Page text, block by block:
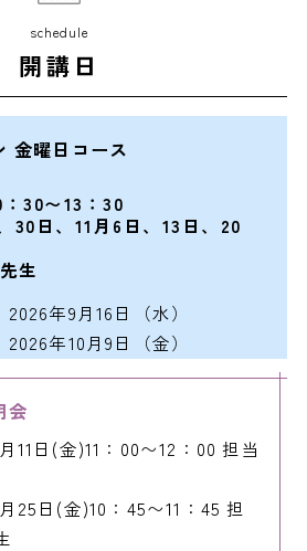
schedule
開講日
金曜日コース
30〜13：30
30日、11月6日、13日、20
生
年9月16日（水）
年10月9日（金）
会
11日(金)11：00〜12：00 担当
25日(金)10：45〜11：45 担